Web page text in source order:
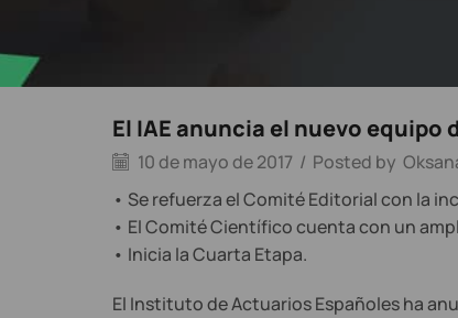
El IAE anuncia el nuevo
10 de mayo de 2017 / Posted by
• Se refuerza el Comité Editorial con la
• El Comité Científico cuenta con un
• Inicia la Cuarta Etapa.
El Instituto de Actuarios Españoles ha